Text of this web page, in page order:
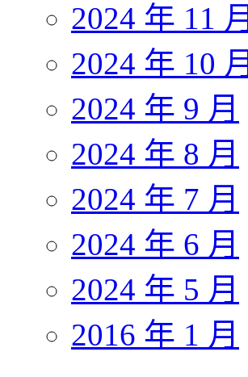
2024 年 11 月
2024 年 10 月
2024 年 9 月
2024 年 8 月
2024 年 7 月
2024 年 6 月
2024 年 5 月
2016 年 1 月